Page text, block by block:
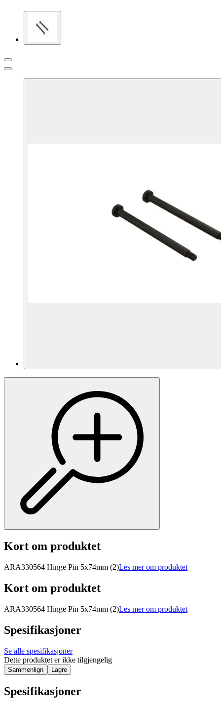
Kort om produktet
ARA330564 Hinge Pin 5x74mm (2)Les mer om produktet
Kort om produktet
ARA330564 Hinge Pin 5x74mm (2)Les mer om produktet
Spesifikasjoner
Se alle spesifikasjoner
Dette produktet er ikke tilgjengelig
Sammenlign Lagre
Spesifikasjoner